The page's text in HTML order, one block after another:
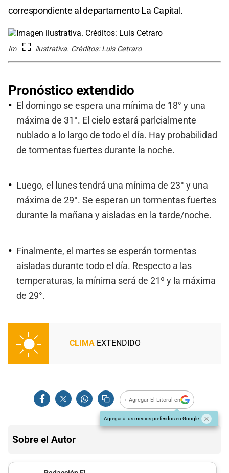
correspondiente al departamento La Capital.
Imagen ilustrativa. Créditos: Luis Cetraro
Pronóstico extendido
El domingo se espera una mínima de 18° y una
máxima de 31°. El cielo estará parlcialmente
nublado a lo largo de todo el día. Hay probabilidad
de tormentas fuertes durante la noche.
Luego, el lunes tendrá una mínima de 23° y una
máxima de 29°. Se esperan un tormentas fuertes
durante la mañana y aisladas en la tarde/noche.
Finalmente, el martes se esperán tormentas
aisladas durante todo el día. Respecto a las
temperaturas, la mínima será de 21º y la máxima
de 29°.
CLIMA EXTENDIDO
+ Agregar El Litoral en
Agregar a tus medios preferidos en Google
Sobre el Autor